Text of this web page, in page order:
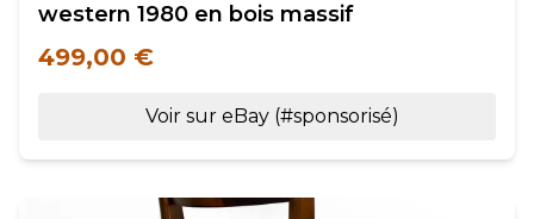
western 1980 en bois massif
499,00 €
Voir sur eBay (#sponsorisé)